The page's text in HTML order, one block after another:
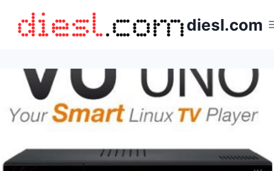
contenido
diesl.com